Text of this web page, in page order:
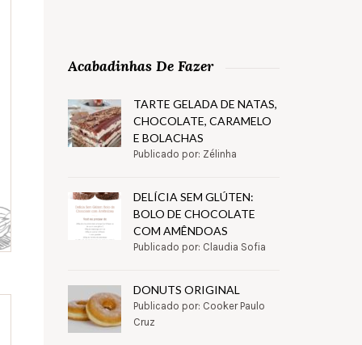
Acabadinhas De Fazer
TARTE GELADA DE NATAS,
CHOCOLATE, CARAMELO
E BOLACHAS
Publicado por: Zélinha
DELÍCIA SEM GLÚTEN:
BOLO DE CHOCOLATE
COM AMÊNDOAS
Publicado por: Claudia Sofia
DONUTS ORIGINAL
Publicado por: Cooker Paulo
Cruz